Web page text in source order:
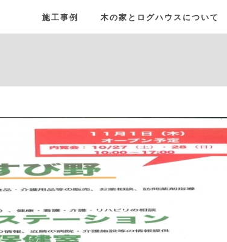
施工事例 木の家とログハウスについて